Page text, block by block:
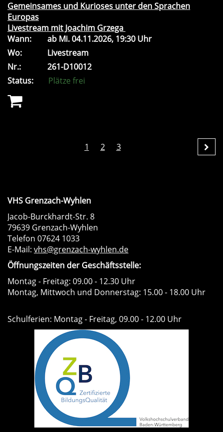
Gemeinsames und Kurioses unter den Sprachen
Europas
Livestream mit Joachim Grzega
Wann:
ab Mi.04.11.2026, 19:30 Uhr
Wo:
Livestream
Nr.:
261-D10012
Status:
Plätze frei
1 2 3
VHS Grenzach-Wyhlen
Jacob-Burckhardt-Str. 8
79639 Grenzach-Wyhlen
Telefon 07624 1033
E-Mail: vhs@grenzach-wyhlen.de
Öffnungszeiten der Geschäftsstelle:
Montag - Freitag: 09.00 - 12.30 Uhr
Montag, Mittwoch und Donnerstag: 15.00 - 18.00 Uhr
Schulferien: Montag - Freitag, 09.00 - 12.00 Uhr